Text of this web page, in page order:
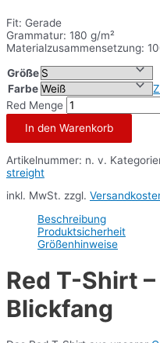
Fit: Gerade
Grammatur: 180 g/m²
Materialzusammensetzung:
Größe
Farbe
Red Menge
In den Warenkorb
Artikelnummer: n. v.
streight
inkl. MwSt. zzgl.
Beschreibung
Produktsicherheit
Größenhinweise
Red T-Shirt
Blickfang